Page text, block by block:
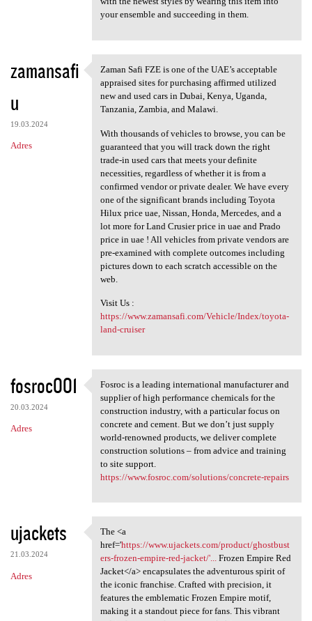
your ensemble and succeeding in them.
zamansafi
u
19.03.2024
Adres
Zaman Safi FZE is one of the
Zaman Safi FZE is one of the UAE’s acceptable
appraised sites for purchasing affirmed utilized
new and used cars in Dubai, Kenya, Uganda,
Tanzania, Zambia, and Malawi.
With thousands of vehicles to browse, you can be
guaranteed that you will track down the right
trade-in used cars that meets your definite
necessities, regardless of whether it is from a
confirmed vendor or private dealer. We have every
one of the significant brands including Toyota
Hilux price uae, Nissan, Honda, Mercedes, and a
lot more for Land Crusier price in uae and Prado
price in uae ! All vehicles from private vendors are
pre-examined with complete outcomes including
pictures down to each scratch accessible on the
web.
Visit Us :
https://www.zamansafi.com/Vehicle/Index/toyota-
land-cruiser
fosroc001
20.03.2024
Adres
Fosroc is a leading
Fosroc is a leading international manufacturer and
supplier of high performance chemicals for the
construction industry, with a particular focus on
concrete and cement. But we don’t just supply
world-renowned products, we deliver complete
construction solutions – from advice and training
to site support.
https://www.fosroc.com/solutions/concrete-repairs
ujackets
21.03.2024
Adres
The <a href='https://www
The <a
href='https://www.ujackets.com/product/ghostbust
ers-frozen-empire-red-jacket/'...Frozen Empire Red
Jacket</a> encapsulates the adventurous spirit of
the iconic franchise. Crafted with precision, it
features the emblematic Frozen Empire motif,
making it a standout piece for fans. This vibrant